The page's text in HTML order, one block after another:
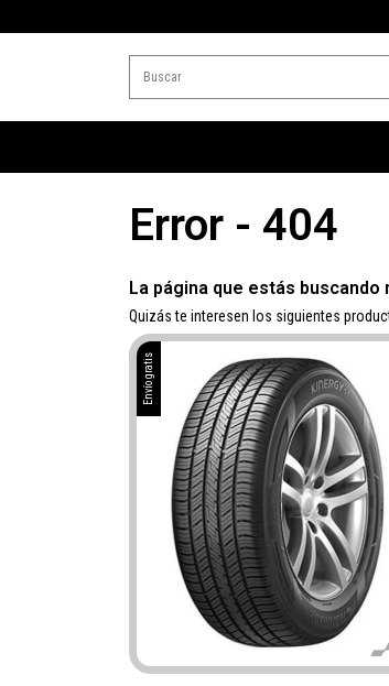
Error - 404
La página que estás buscando
Quizás te interesen los siguientes
Envío gratis